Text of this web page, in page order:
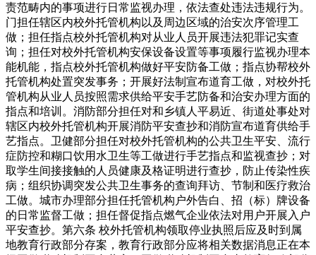
责范畴内的事项进行日常监视办理，依法查处违法违规行为。
门担任辖区内校外托管机构以及周边区域的治安次序管理工
做；担任指点校外托管机构对从业人员开展违法犯罪记实查
询；担任对校外托管机构安保设备设置等事项履行监视办理本
能机能，指点校外托管机构做好平安防备工做；指点协帮校外
托管机构处置突发事务；开展好法制宣布道育工做，对校外托
管机构从业人员按照需求供给平安手艺防备和治安办理方面的
指点和培训。消防部分担任对和乡镇人平易近、街道处事处对
辖区内校外托管机构开展消防平安查抄和消防宣布道育供给手
艺指点。卫健部分担任对校外托管机构的公共卫生平安、流行
症防控和糊口饮用水卫生等工做进行手艺指点和监视查抄；对
取学生间接接触的人员健康及格证明进行查抄，防止传染性疾
病；组织协调突发公共卫生事务的查询拜访、节制和医疗救治
工做。城市办理部分担任托管机构户外告白、招（标）牌设备
的日常监督工做；担任督促指点燃气企业依法对用户开展入户
平安查抄。第六条 校外托管机构领取停业执照后应及时到属
地教育行政部分存案，教育行政部分应将相关数据消息正在本